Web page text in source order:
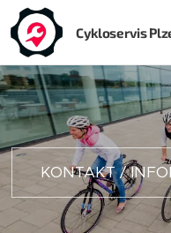
Cykloservis
KONTAKT /